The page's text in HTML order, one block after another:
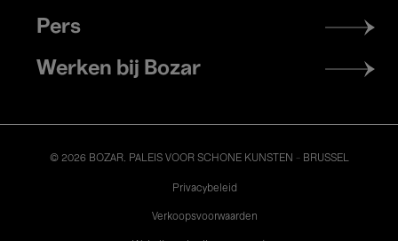
Pers
Werken bij Bozar
© 2026 BOZAR. PALEIS VOOR SCHONE KUNSTEN - BRUSSEL
Privacybeleid
Verkoopsvoorwaarden